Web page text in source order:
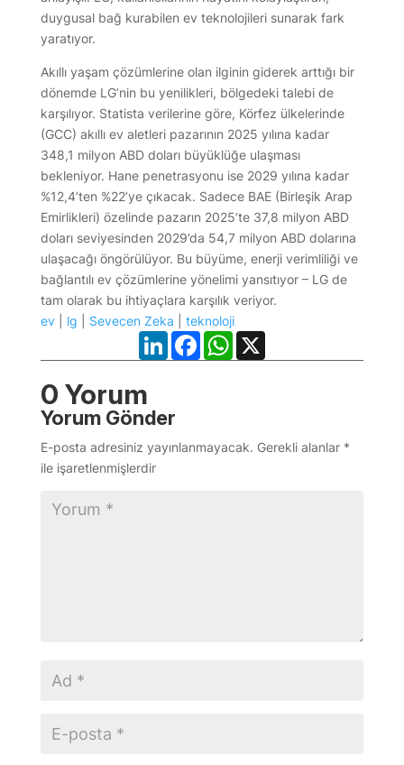
duygusal bağ kurabilen ev teknolojileri sunarak fark
yaratıyor.
Akıllı yaşam çözümlerine olan ilginin giderek arttığı bir
dönemde LG’nin bu yenilikleri, bölgedeki talebi de
karşılıyor. Statista verilerine göre, Körfez ülkelerinde
(GCC) akıllı ev aletleri pazarının 2025 yılına kadar
348,1 milyon ABD doları büyüklüğe ulaşması
bekleniyor. Hane penetrasyonu ise 2029 yılına kadar
%12,4’ten %22’ye çıkacak. Sadece BAE (Birleşik Arap
Emirlikleri) özelinde pazarın 2025’te 37,8 milyon ABD
doları seviyesinden 2029’da 54,7 milyon ABD dolarına
ulaşacağı öngörülüyor. Bu büyüme, enerji verimliliği ve
bağlantılı ev çözümlerine yönelimi yansıtıyor – LG de
tam olarak bu ihtiyaçlara karşılık veriyor.
ev| lg Sevecen Zeka
teknoloji
LinkedInFacebookWhatsApp
X
0 Yorum
Yorum Gönder
E-posta adresiniz yayınlanmayacak. Gerekli alanlar *
ile işaretlenmişlerdir